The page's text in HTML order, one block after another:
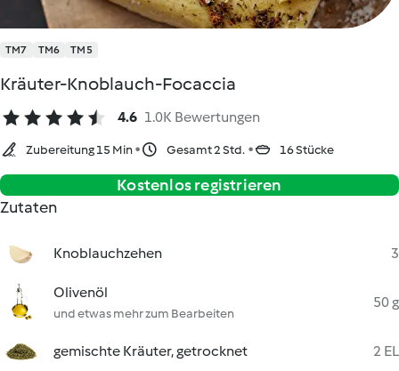
TM7 TM6 TM5
Kräuter-Knoblauch-Focaccia
4.6 1.0K Bewertungen
Zubereitung 15 Min Gesamt 2 Std. 16 Stücke
Kostenlos registrieren
Zutaten
Knoblauchzehen 3
Olivenöl
und etwas mehr zum Bearbeiten
50 g
gemischte Kräuter, getrocknet 2 EL